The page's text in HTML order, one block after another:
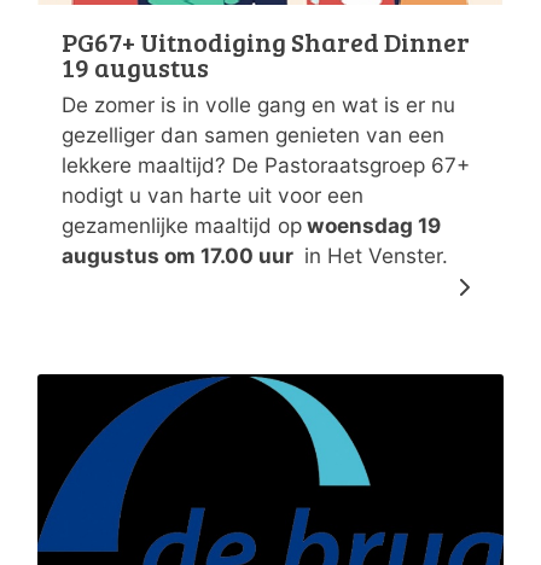
PG67+ Uitnodiging Shared Dinner
19 augustus
De zomer is in volle gang en wat is er nu
gezelliger dan samen genieten van een
lekkere maaltijd? De Pastoraatsgroep 67+
nodigt u van harte uit voor een
gezamenlijke maaltijd opwoensdag 19
augustus om 17.00 uur in Het Venster.